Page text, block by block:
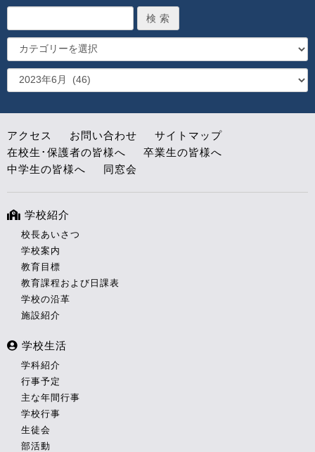
アクセス お問い合わせ
サイトマップ
在校生･保護者の皆様へ
卒業生の皆様へ
中学生の皆様へ
同窓会
学校紹介
校長あいさつ
学校案内
教育目標
教育課程および日課表
学校の沿革
施設紹介
学校生活
学科紹介
行事予定
主な年間行事
学校行事
生徒会
部活動